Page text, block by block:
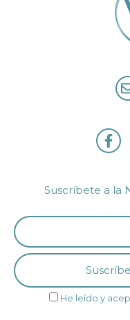
Suscríbete a la
He leído y